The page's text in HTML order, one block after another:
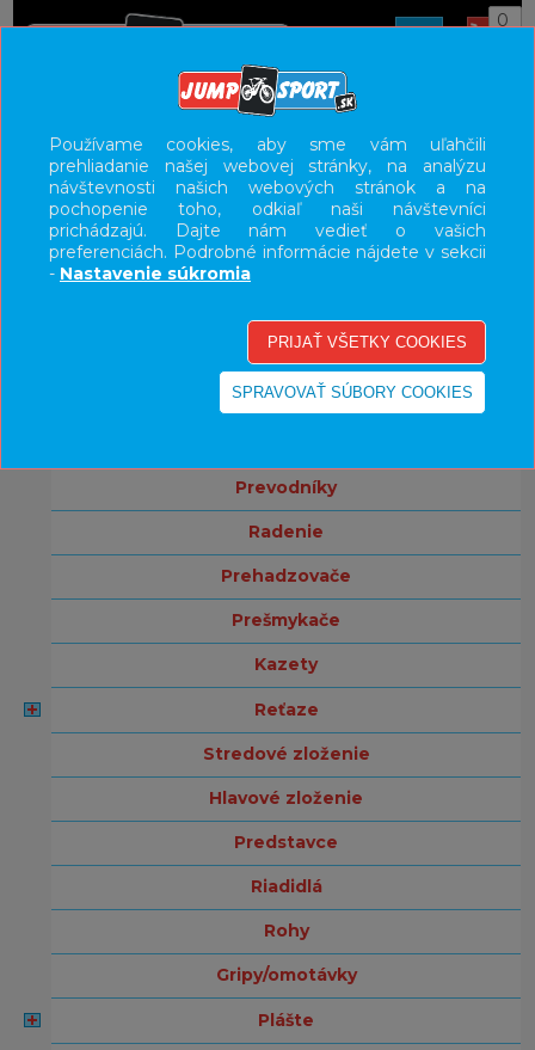
0
UŽÍVATEĽSKÝ PANEL
KATEGÓRIE
bicykle
brzdy
príslušenstvo
prevodníky
radenie
prehadzovače
prešmykače
kazety
reťaze
stredové zloženie
hlavové zloženie
predstavce
riadidlá
rohy
gripy/omotávky
plášte
Používame cookies, aby sme vám uľahčili
prehliadanie našej webovej stránky, na analýzu
návštevnosti našich webových stránok a na
pochopenie toho, odkiaľ naši návštevníci
prichádzajú. Dajte nám vedieť o vašich
preferenciách. Podrobné informácie nájdete v sekcii
- Nastavenie súkromia